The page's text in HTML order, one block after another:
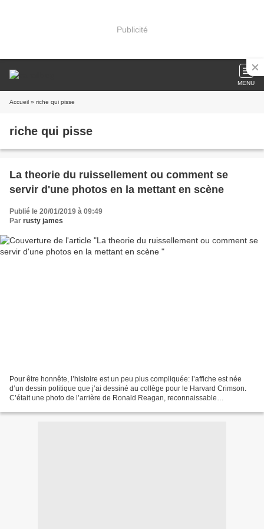
Publicité
MENU
Accueil » riche qui pisse
riche qui pisse
La theorie du ruissellement ou comment se
servir d'une photos en la mettant en scène
Publié le 20/01/2019 à 09:49
Par rusty james
Pour être honnête, l’histoire est un peu plus compliquée: l’affiche est née
d’un dessin politique que j’ai dessiné au collège pour le Harvard Crimson.
C’était une photo de l’arrière de Ronald Reagan, reconnaissable